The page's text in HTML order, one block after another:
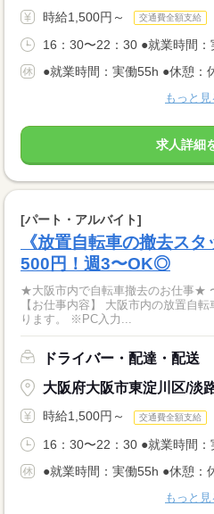
時給1,500円～ 交通費全額支給
16：30〜22：30 ●就業時間
●就業時間：実働55h ●休憩：
もっと見
求人詳細
[パート・アルバイト]
《放置自転車の撤去ス
500円！週3〜OK◎
★大阪市内で自転車撤去のお仕事★
【お仕事内容】 大阪市内の放置自
ります。 ※PC入力...
ドライバー・配達・配送
大阪府大阪市東淀川区/淡
時給1,500円～ 交通費全額支給
16：30〜22：30 ●就業時間：
●就業時間：実働55h ●休憩：
もっと見